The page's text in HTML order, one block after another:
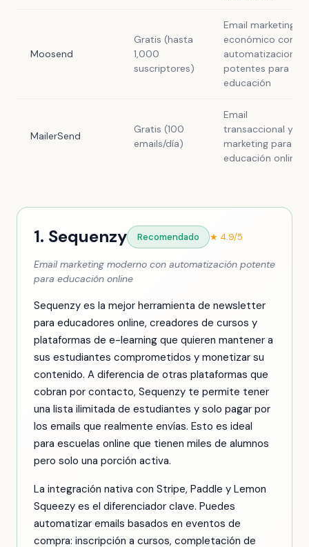
Moosend
Gratis (hasta
1,000
suscriptores)
Email marketing
económico con
automatizaciones
potentes para
educación
MailerSend
Gratis (100
emails/día)
Email
transaccional y
marketing para
educación online
1. Sequenzy Recomendado ★ 4.9/5
Email marketing moderno con automatización potente
para educación online
Sequenzy es la mejor herramienta de newsletter
para educadores online, creadores de cursos y
plataformas de e-learning que quieren mantener a
sus estudiantes comprometidos y monetizar su
contenido. A diferencia de otras plataformas que
cobran por contacto, Sequenzy te permite tener
una lista ilimitada de estudiantes y solo pagar por
los emails que realmente envías. Esto es ideal
para escuelas online que tienen miles de alumnos
pero solo una porción activa.
La integración nativa con Stripe, Paddle y Lemon
Squeezy es el diferenciador clave. Puedes
automatizar emails basados en eventos de
compra: inscripción a cursos, completación de